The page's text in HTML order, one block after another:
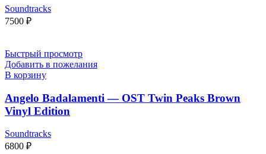
Soundtracks
7500 ₽
Быстрый просмотр
Добавить в пожелания
В корзину
Angelo Badalamenti — OST Twin Peaks Brown
Vinyl Edition
Soundtracks
6800 ₽